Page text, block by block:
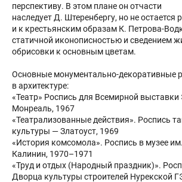
перспективу. В этом плане он отчасти
наследует Д. Штеренбергу, но не остается
и к крестьянским образам К. Петрова-
статичной иконописностью и сведением
обрисовки к основным цветам.
Основные монументально-декоративные
в архитектуре:
«Театр» Роспись для Всемирной
Монреаль, 1967
«Театрализованные действия». Роспись
культуры — Златоуст, 1969
«История комсомола». Роспись в музее
Калинин, 1970–1971
«Труд и отдых (Народный праздник)».
Дворца культуры строителей Нурекской